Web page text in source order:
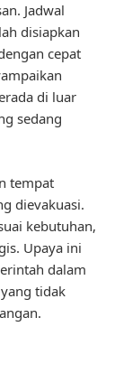
Jadwal
disiapkan
cepat
di luar
sedang
tempat
dievakuasi.
kebutuhan,
Upaya ini
dalam
tidak